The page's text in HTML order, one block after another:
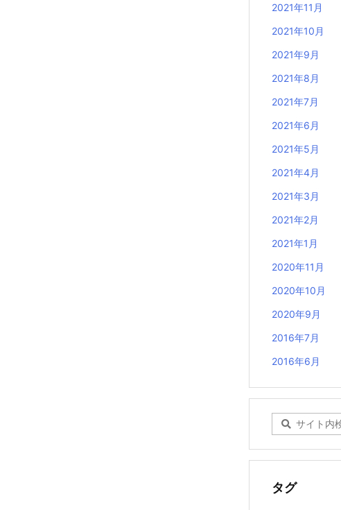
2021年11月
2021年10月
2021年9月
2021年8月
2021年7月
2021年6月
2021年5月
2021年4月
2021年3月
2021年2月
2021年1月
2020年11月
2020年10月
2020年9月
2016年7月
2016年6月
タグ